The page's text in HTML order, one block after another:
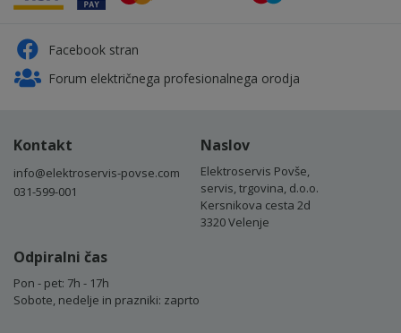
Facebook stran
Forum električnega profesionalnega orodja
Kontakt
info@elektroservis-povse.com
031-599-001
Naslov
Elektroservis Povše,
servis, trgovina, d.o.o.
Kersnikova cesta 2d
3320 Velenje
Odpiralni čas
Pon - pet: 7h - 17h
Sobote, nedelje in prazniki: zaprto